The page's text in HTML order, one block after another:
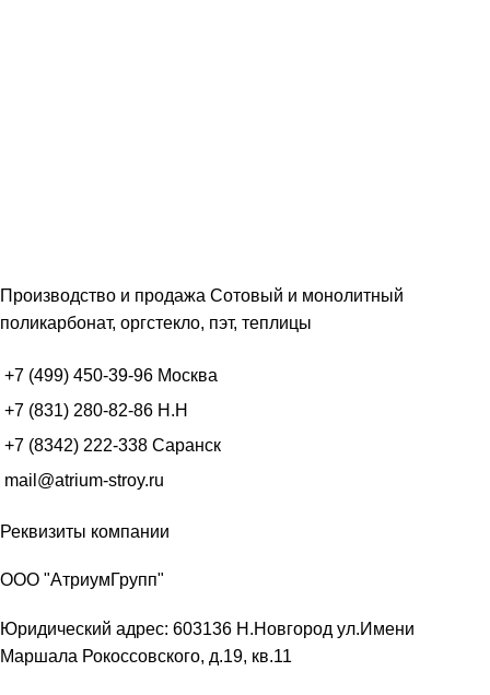
Производство и продажа Сотовый и монолитный
поликарбонат, оргстекло, пэт, теплицы
+7 (499) 450-39-96 Москва
+7 (831) 280-82-86 Н.Н
+7 (8342) 222-338 Саранск
mail@atrium-stroy.ru
Реквизиты компании
ООО "АтриумГрупп"
Юридический адрес: 603136 Н.Новгород ул.Имени
Маршала Рокоссовского, д.19, кв.11